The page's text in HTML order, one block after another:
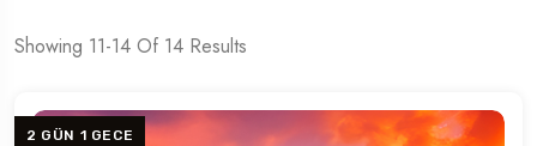
Showing 11-14 Of 14 Results
2 GÜN 1 GECE